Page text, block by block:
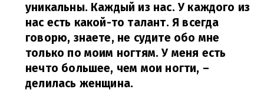
уникальны. Каждый из нас. У каждого из
нас есть какой-то талант. Я всегда
говорю, знаете, не судите обо мне
только по моим ногтям. У меня есть
нечто большее, чем мои ногти, –
делилась женщина.